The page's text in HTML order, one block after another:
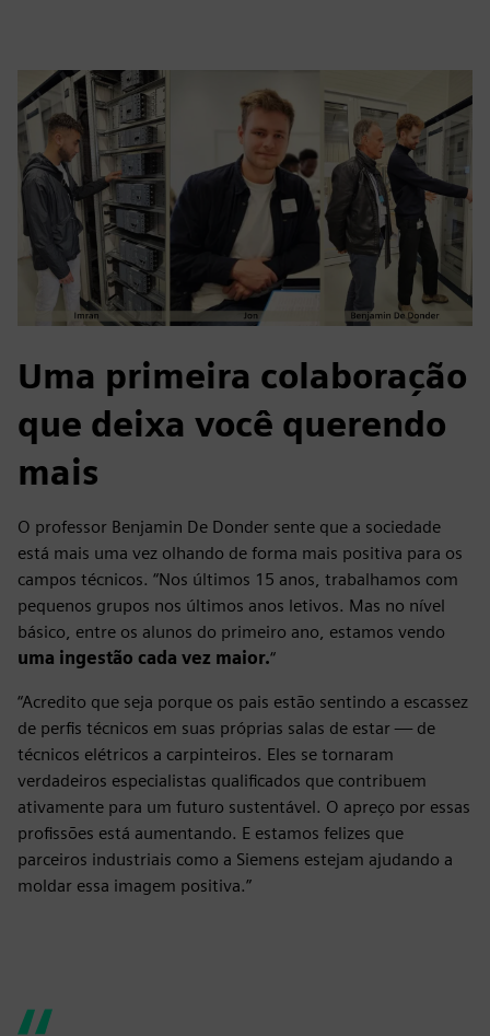
Uma primeira colaboração
que deixa você querendo
mais
O professor Benjamin De Donder sente que a sociedade
está mais uma vez olhando de forma mais positiva para os
campos técnicos. “Nos últimos 15 anos, trabalhamos com
pequenos grupos nos últimos anos letivos. Mas no nível
básico, entre os alunos do primeiro ano, estamos vendo
uma ingestão cada vez maior.“
“Acredito que seja porque os pais estão sentindo a escassez
de perfis técnicos em suas próprias salas de estar — de
técnicos elétricos a carpinteiros. Eles se tornaram
verdadeiros especialistas qualificados que contribuem
ativamente para um futuro sustentável. O apreço por essas
profissões está aumentando. E estamos felizes que
parceiros industriais como a Siemens estejam ajudando a
moldar essa imagem positiva.”